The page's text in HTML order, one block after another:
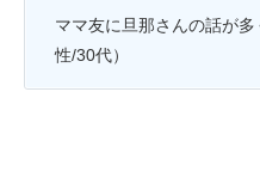
ママ友に旦那さんの話が
性/30代）